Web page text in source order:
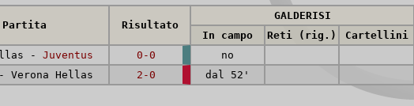
Partita Risultato
GALDERISI
In campo
Reti (rig.)
Cartellini
- Juventus 0-0
no
Verona Hellas 2-0 dal 52'